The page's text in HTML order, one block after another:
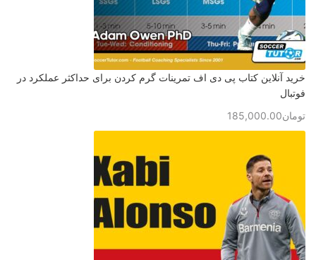
خرید آنلاین کتاب پی دی اف تمرینات گرم کردن برای حداکثر عملکرد در
فوتبال
تومان185,000.00